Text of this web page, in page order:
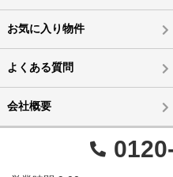
お気に入り物件
よくある質問
会社概要